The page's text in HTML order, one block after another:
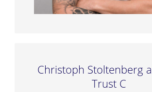
Christoph Stoltenberg
Trust C